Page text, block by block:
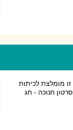
זו מומלצת לכיתות
חנוכה - חג